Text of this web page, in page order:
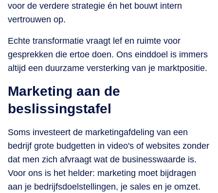
voor de verdere strategie én het bouwt intern
vertrouwen op.
Echte transformatie vraagt lef en ruimte voor
gesprekken die ertoe doen. Ons einddoel is immers
altijd een duurzame versterking van je marktpositie.
Marketing aan de
beslissingstafel
Soms investeert de marketingafdeling van een
bedrijf grote budgetten in video's of websites zonder
dat men zich afvraagt wat de businesswaarde is.
Voor ons is het helder: marketing moet bijdragen
aan je bedrijfsdoelstellingen, je sales en je omzet.